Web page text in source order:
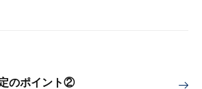
のポイント②